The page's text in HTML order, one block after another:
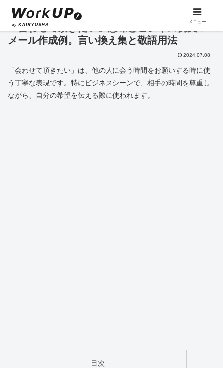
「会わせて頂きたい」意味とビジネス例文＆
メール作成例。言い換え集と敬語用法
2024.07.08
「会わせて頂きたい」は、他の人に会う時間をお願いする時に使
う丁寧な表現です。特にビジネスシーンで、相手の時間を尊重し
ながら、自分の希望を伝える際に使われます。
目次
メニュー